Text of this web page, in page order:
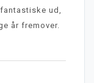
ud,
år fremover.